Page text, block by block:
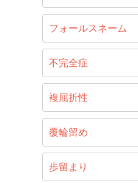
フォールスネーム
不完全症
複屈折性
覆輪留め
歩留まり